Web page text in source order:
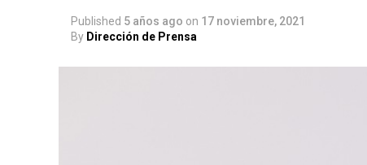
Published 5 años ago on 17 noviembre, 2021
By Dirección de Prensa